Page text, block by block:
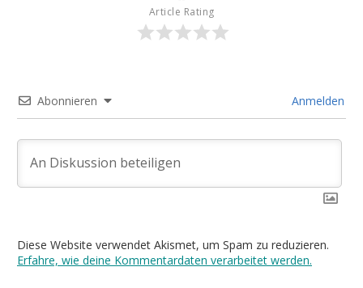
Article Rating
Abonnieren Anmelden
Diese Website verwendet Akismet, um Spam zu reduzieren.
Erfahre, wie deine Kommentardaten verarbeitet werden.